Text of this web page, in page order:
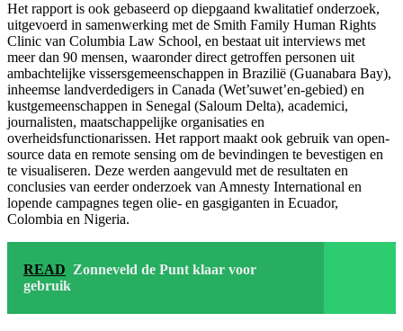
Het rapport is ook gebaseerd op diepgaand kwalitatief onderzoek,
uitgevoerd in samenwerking met de Smith Family Human Rights
Clinic van Columbia Law School, en bestaat uit interviews met
meer dan 90 mensen, waaronder direct getroffen personen uit
ambachtelijke vissersgemeenschappen in Brazilië (Guanabara Bay),
inheemse landverdedigers in Canada (Wet’suwet’en-gebied) en
kustgemeenschappen in Senegal (Saloum Delta), academici,
journalisten, maatschappelijke organisaties en
overheidsfunctionarissen. Het rapport maakt ook gebruik van open-
source data en remote sensing om de bevindingen te bevestigen en
te visualiseren. Deze werden aangevuld met de resultaten en
conclusies van eerder onderzoek van Amnesty International en
lopende campagnes tegen olie- en gasgiganten in Ecuador,
Colombia en Nigeria.
READ Zonneveld de Punt klaar voor
gebruik